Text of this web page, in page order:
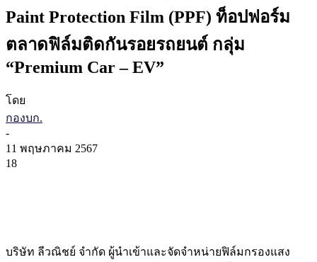
Paint Protection Film (PPF) ท็อปฟอร์ม
ตลาดฟิล์มติดกันรอยรถยนต์ กลุ่ม
“Premium Car – EV”
โดย
กองบก.
-
11 พฤษภาคม 2567
18
บริษัท ลีวณิชย์ จำกัด ผู้นำเข้าและจัดจำหน่ายฟิล์มกรองแสง